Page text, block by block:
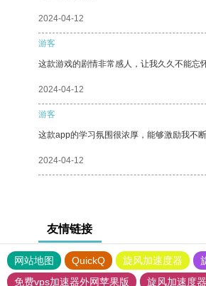
2024-04-12
游客
这款游戏的剧情非常感人，让我久久不能忘怀
2024-04-12
游客
这款app的学习氛围很浓厚，能够激励我不
2024-04-12
友情链接
网站地图 QuickQ 旋风加速度器
免费vps加速器外网苹果版
旋风加速度器